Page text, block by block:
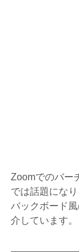
Zoomでのバー
では話題にな
バックボード
介しています。